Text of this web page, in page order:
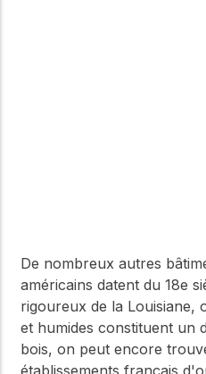
De nombreux autres
américains datent du 18e
rigoureux de la Louisiane,
et humides constituent un
bois, on peut encore
établissements français